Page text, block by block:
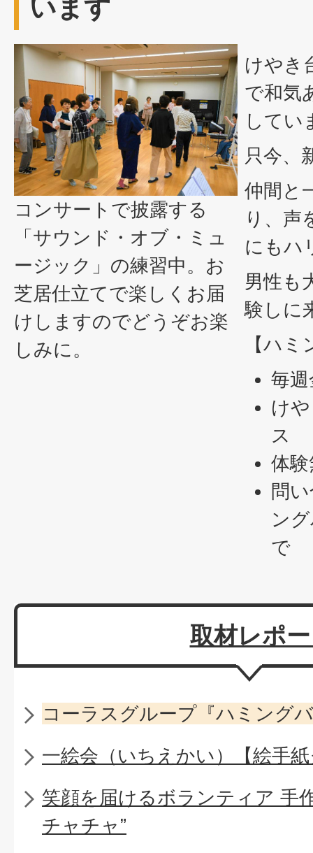
います
コンサートで披露する
「サウンド・オブ・ミュ
ージック」の練習中。お
芝居仕立てで楽しくお届
けしますのでどうぞお楽
しみに。
けやき
で和気
してい
只今、
仲間と
り、声
にもハ
男性も
験しに
【ハ
毎
け
ス
体
問
ン
で
取材レポ
コーラスグループ『ハミング
一絵会（いちえかい）【絵手
笑顔を届けるボランティア 手
チャチャ”